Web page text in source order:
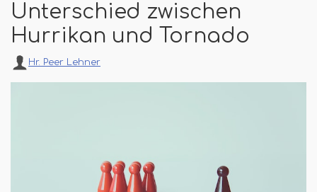
Unterschied zwischen
Hurrikan und Tornado
Hr. Peer Lehner